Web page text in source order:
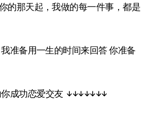
那天起，我做的每一件事，都是
备用一生的时间来回答 你准备
你成功恋爱交友 ↓↓↓↓↓↓↓